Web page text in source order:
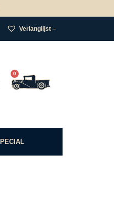
Verlanglijst –
0